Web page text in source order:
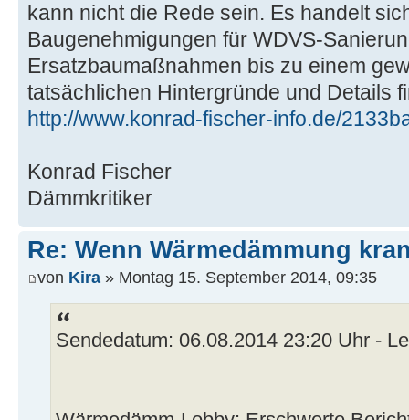
kann nicht die Rede sein. Es handelt
Baugenehmigungen für WDVS-
Ersatzbaumaßnahmen bis zu einem
tatsächlichen Hintergründe und Details
http://www.konrad-fischer-info.de/
Konrad Fischer
Dämmkritiker
Re: Wenn Wärmedämmung
von Kira » Montag 15. September 2014, 09:35
Sendedatum: 06.08.2014 23:20 Uhr -